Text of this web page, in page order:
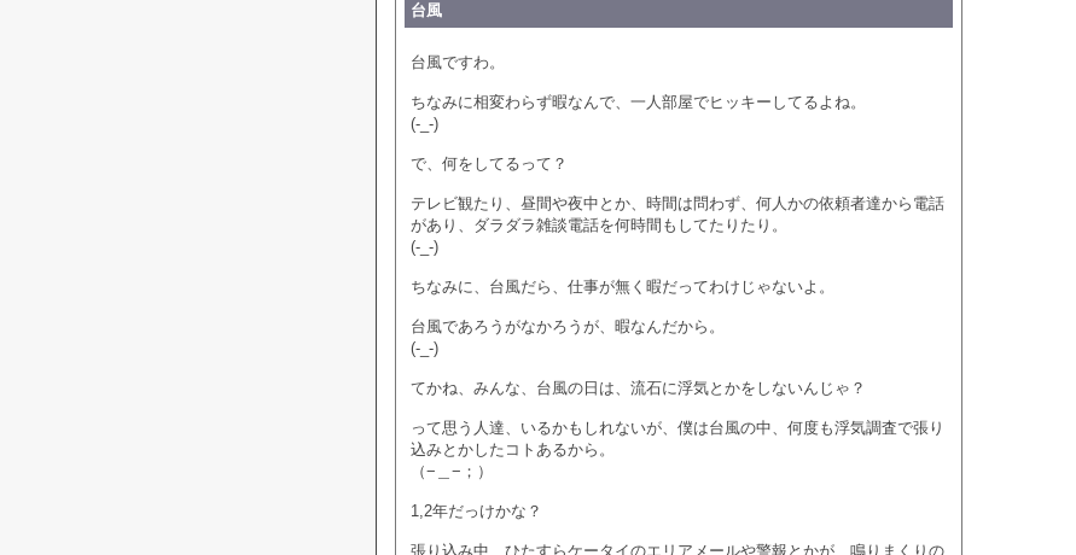
台風
台風ですわ。
ちなみに相変わらず暇なんで、一人部屋でヒッキーしてるよね。
(-_-)
で、何をしてるって？
テレビ観たり、昼間や夜中とか、時間は問わず、何人かの依頼者達から電話
があり、ダラダラ雑談電話を何時間もしてたりたり。
(-_-)
ちなみに、台風だら、仕事が無く暇だってわけじゃないよ。
台風であろうがなかろうが、暇なんだから。
(-_-)
てかね、みんな、台風の日は、流石に浮気とかをしないんじゃ？
って思う人達、いるかもしれないが、僕は台風の中、何度も浮気調査で張り
込みとかしたコトあるから。
（−＿−；）
1,2年だっけかな？
張り込み中、ひたすらケータイのエリアメールや警報とかが、鳴りまくりの